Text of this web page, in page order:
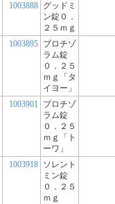
1003888 グッドミ
ン錠０．
２５ｍｇ
1003895 ブロチゾ
ラム錠
０．２５
ｍｇ「タ
イヨー」
1003901
ブロチゾ
ラム錠
０．２５
ｍｇ「ト
ーワ」
1003918 ソレント
ミン錠
０．２５
ｍｇ